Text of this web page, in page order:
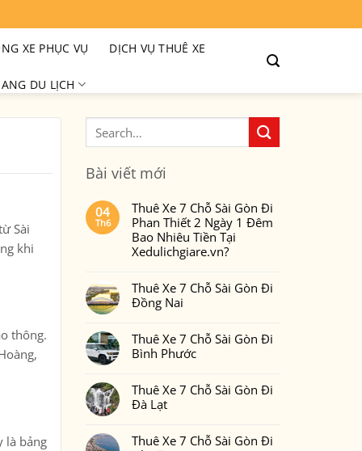
XE PHỤC VỤ DỊCH VỤ THUÊ XE
DU LỊCH
Sài
khi
thông.
là bảng
Bài viết mới
04
Th6
Thuê Xe 7 Chỗ Sài Gòn Đi
Phan Thiết 2 Ngày 1 Đêm
Bao Nhiêu Tiền Tại
Xedulichgiare.vn?
bình
luận
ở
7
Chỗ
Sài
Phan
Thiết
2
Ngày
Bao
Thuê Xe 7 Chỗ Sài Gòn Đi
Đồng Nai
bình
luận
ở
7
Chỗ
Sài
Đồng
Nai
Thuê Xe 7 Chỗ Sài Gòn Đi
Bình Phước
bình
luận
ở
7
Chỗ
Thuê Xe 7 Chỗ Sài Gòn Đi
Đà Lạt
bình
Thuê Xe 7 Chỗ Sài Gòn Đi